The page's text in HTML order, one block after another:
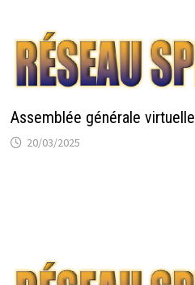
Assemblée générale virtuelle
20/03/2025